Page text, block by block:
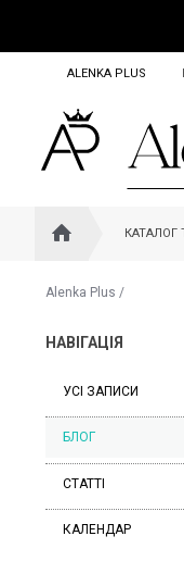
ALENKA PLUS
КАТАЛОГ
Alenka Plus /
НАВІГАЦІЯ
УСІ ЗАПИСИ
БЛОГ
СТАТТІ
КАЛЕНДАР